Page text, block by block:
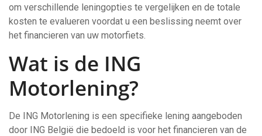
om verschillende leningopties te vergelijken en de totale
kosten te evalueren voordat u een beslissing neemt over
het financieren van uw motorfiets.
Wat is de ING
Motorlening?
De ING Motorlening is een specifieke lening aangeboden
door ING België die bedoeld is voor het financieren van de